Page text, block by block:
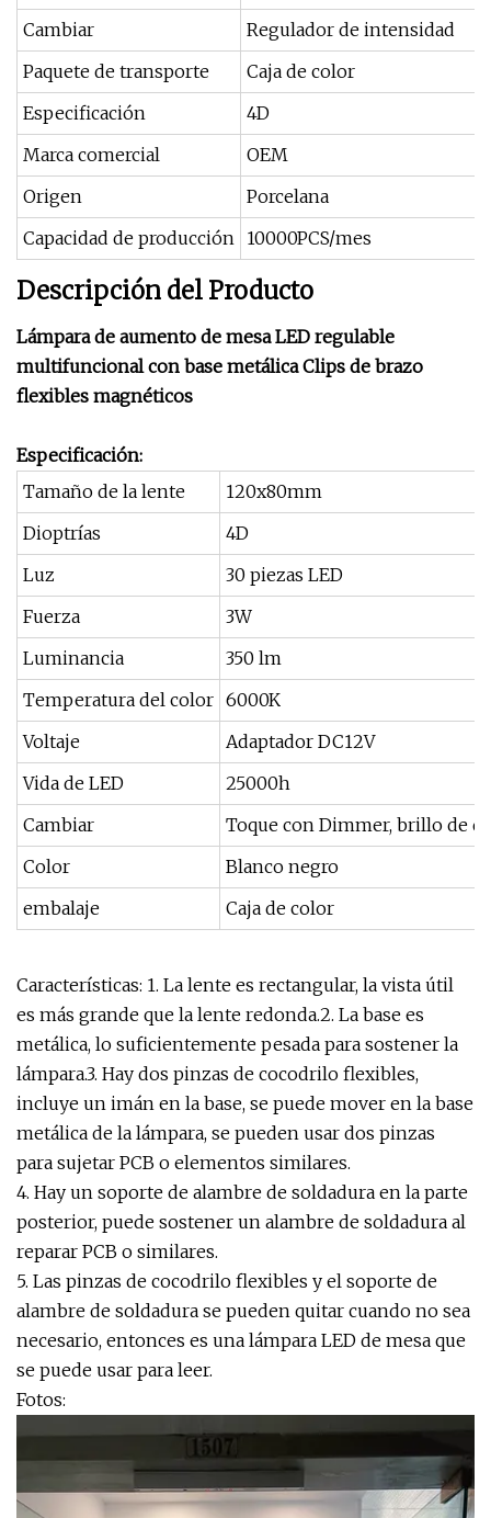
Cambiar
Regulador de intensidad
Paquete de transporte
Caja de color
Especificación
4D
Marca comercial
OEM
Origen
Porcelana
Capacidad de producción 10000PCS/mes
Descripción del Producto
Lámpara de aumento de mesa LED regulable
multifuncional con base metálica Clips de brazo
flexibles magnéticos
Especificación:
Tamaño de la lente
120x80mm
Dioptrías
4D
Luz
30 piezas LED
Fuerza
3W
Luminancia
350 lm
Temperatura del color 6000K
Voltaje
Adaptador DC12V
Vida de LED
25000h
Cambiar
Toque con Dimmer, brillo de
Color
Blanco negro
embalaje
Caja de color
Características: 1. La lente es rectangular, la vista útil
es más grande que la lente redonda.2. La base es
metálica, lo suficientemente pesada para sostener la
lámpara.3. Hay dos pinzas de cocodrilo flexibles,
incluye un imán en la base, se puede mover en la base
metálica de la lámpara, se pueden usar dos pinzas
para sujetar PCB o elementos similares.
4. Hay un soporte de alambre de soldadura en la parte
posterior, puede sostener un alambre de soldadura al
reparar PCB o similares.
5. Las pinzas de cocodrilo flexibles y el soporte de
alambre de soldadura se pueden quitar cuando no sea
necesario, entonces es una lámpara LED de mesa que
se puede usar para leer.
Fotos: